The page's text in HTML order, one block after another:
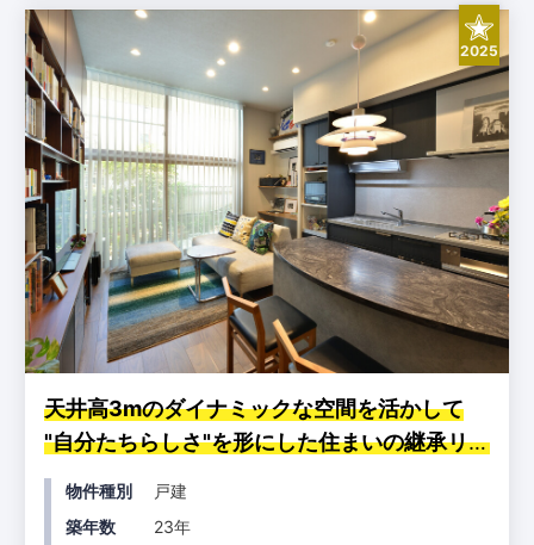
2025
天井高3mのダイナミックな空間を活かして
"自分たちらしさ"を形にした住まいの継承リノ
ベーション
物件種別
戸建
築年数
23年